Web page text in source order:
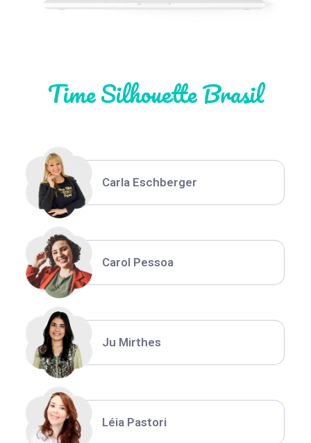
Time Silhouette Brasil
Thiara Ney
Carla Eschberger
Carol Pessoa
Ju Mirthes
Léia Pastori